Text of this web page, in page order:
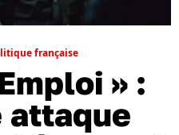
française
» :
attaque